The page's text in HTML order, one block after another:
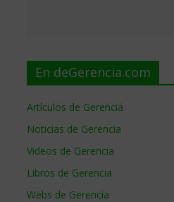
En deGerencia.com
Artículos de Gerencia
Noticias de Gerencia
Videos de Gerencia
Libros de Gerencia
Webs de Gerencia